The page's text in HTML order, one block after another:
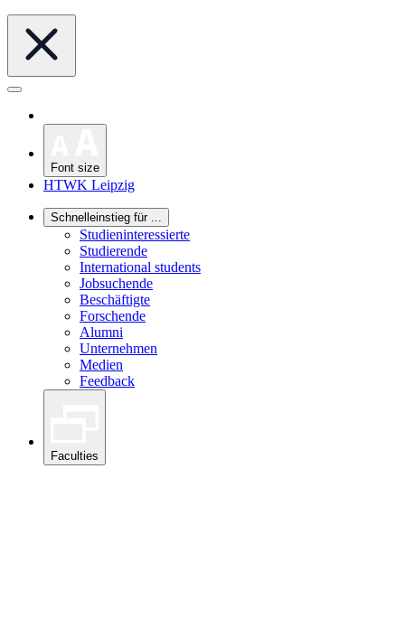
Font size
HTWK Leipzig
Schnelleinstieg für ...
Studieninteressierte
Studierende
International students
Jobsuchende
Beschäftigte
Forschende
Alumni
Unternehmen
Medien
Feedback
Faculties